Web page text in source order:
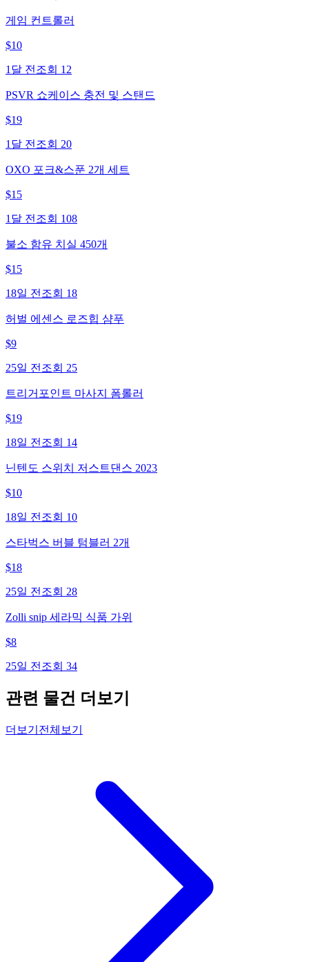
게임 컨트롤러
$10
1달 전 조회 12
PSVR 쇼케이스 충전 및 스탠드
$19
1달 전 조회 20
OXO 포크&스푼 2개 세트
$15
1달 전 조회 108
불소 함유 치실 450개
$15
18일 전 조회 18
허벌 에센스 로즈힙 샴푸
$9
25일 전 조회 25
트리거포인트 마사지 폼롤러
$19
18일 전 조회 14
닌텐도 스위치 저스트댄스 2023
$10
18일 전 조회 10
스타벅스 버블 텀블러 2개
$18
25일 전 조회 28
Zolli snip 세라믹 식품 가위
$8
25일 전 조회 34
관련 물건 더보기
더보기 전체보기